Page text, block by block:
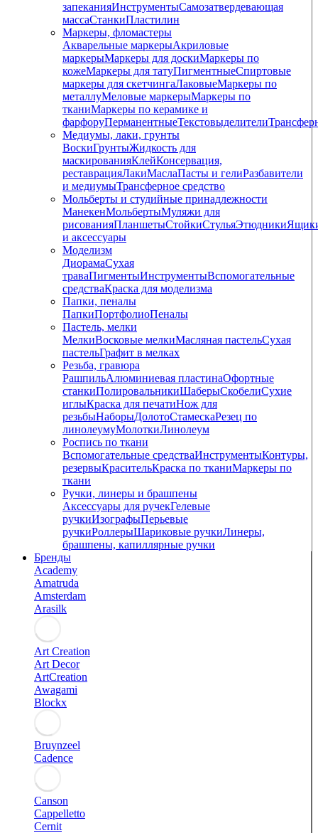
запеканияИнструментыСамозатвердевающая
массаСтанкиПластилин
Маркеры, фломастеры
Акварельные маркерыАкриловые
маркерыМаркеры для доскиМаркеры по
кожеМаркеры для татуПигментныеCпиртовые
маркеры для скетчингаЛаковыеМаркеры по
металлуМеловые маркерыМаркеры по
тканиМаркеры по керамике и
фарфоруПерманентныеТекстовыделители
Медиумы, лаки, грунты
ВоскиГрунтыЖидкость для
маскированияКлейКонсервация,
реставрацияЛакиМаслаПасты и гелиРазбавители
и медиумыТрансферное средство
Мольберты и студийные принадлежности
МанекенМольбертыМуляжи для
рисованияПланшетыСтойкиСтульяЭтюдники
и аксессуары
Моделизм
ДиорамаСухая
траваПигментыИнструментыВспомогательные
средстваКраска для моделизма
Папки, пеналы
ПапкиПортфолиоПеналы
Пастель, мелки
МелкиВосковые мелкиМасляная пастельСухая
пастельГрафит в мелках
Резьба, гравюра
РашпильАлюминиевая пластинаОфортные
станкиПолировальникиШаберыСкобелиСухие
иглыКраска для печатиНож для
резьбыНаборыДолотоСтамескаРезец по
линолеумуМолоткиЛинолеум
Роспись по ткани
Вспомогательные средстваИнструментыКонтуры,
резервыКрасительКраска по тканиМаркеры по
ткани
Ручки, линеры и брашпены
Аксессуары для ручекГелевые
ручкиИзографыПерьевые
ручкиРоллерыШариковые ручкиЛинеры,
брашпены, капиллярные ручки
Бренды
Academy
Amatruda
Amsterdam
Arasilk
Art Creation
Art Decor
ArtCreation
Awagami
Blockx
Bruynzeel
Cadence
Canson
Cappelletto
Cernit